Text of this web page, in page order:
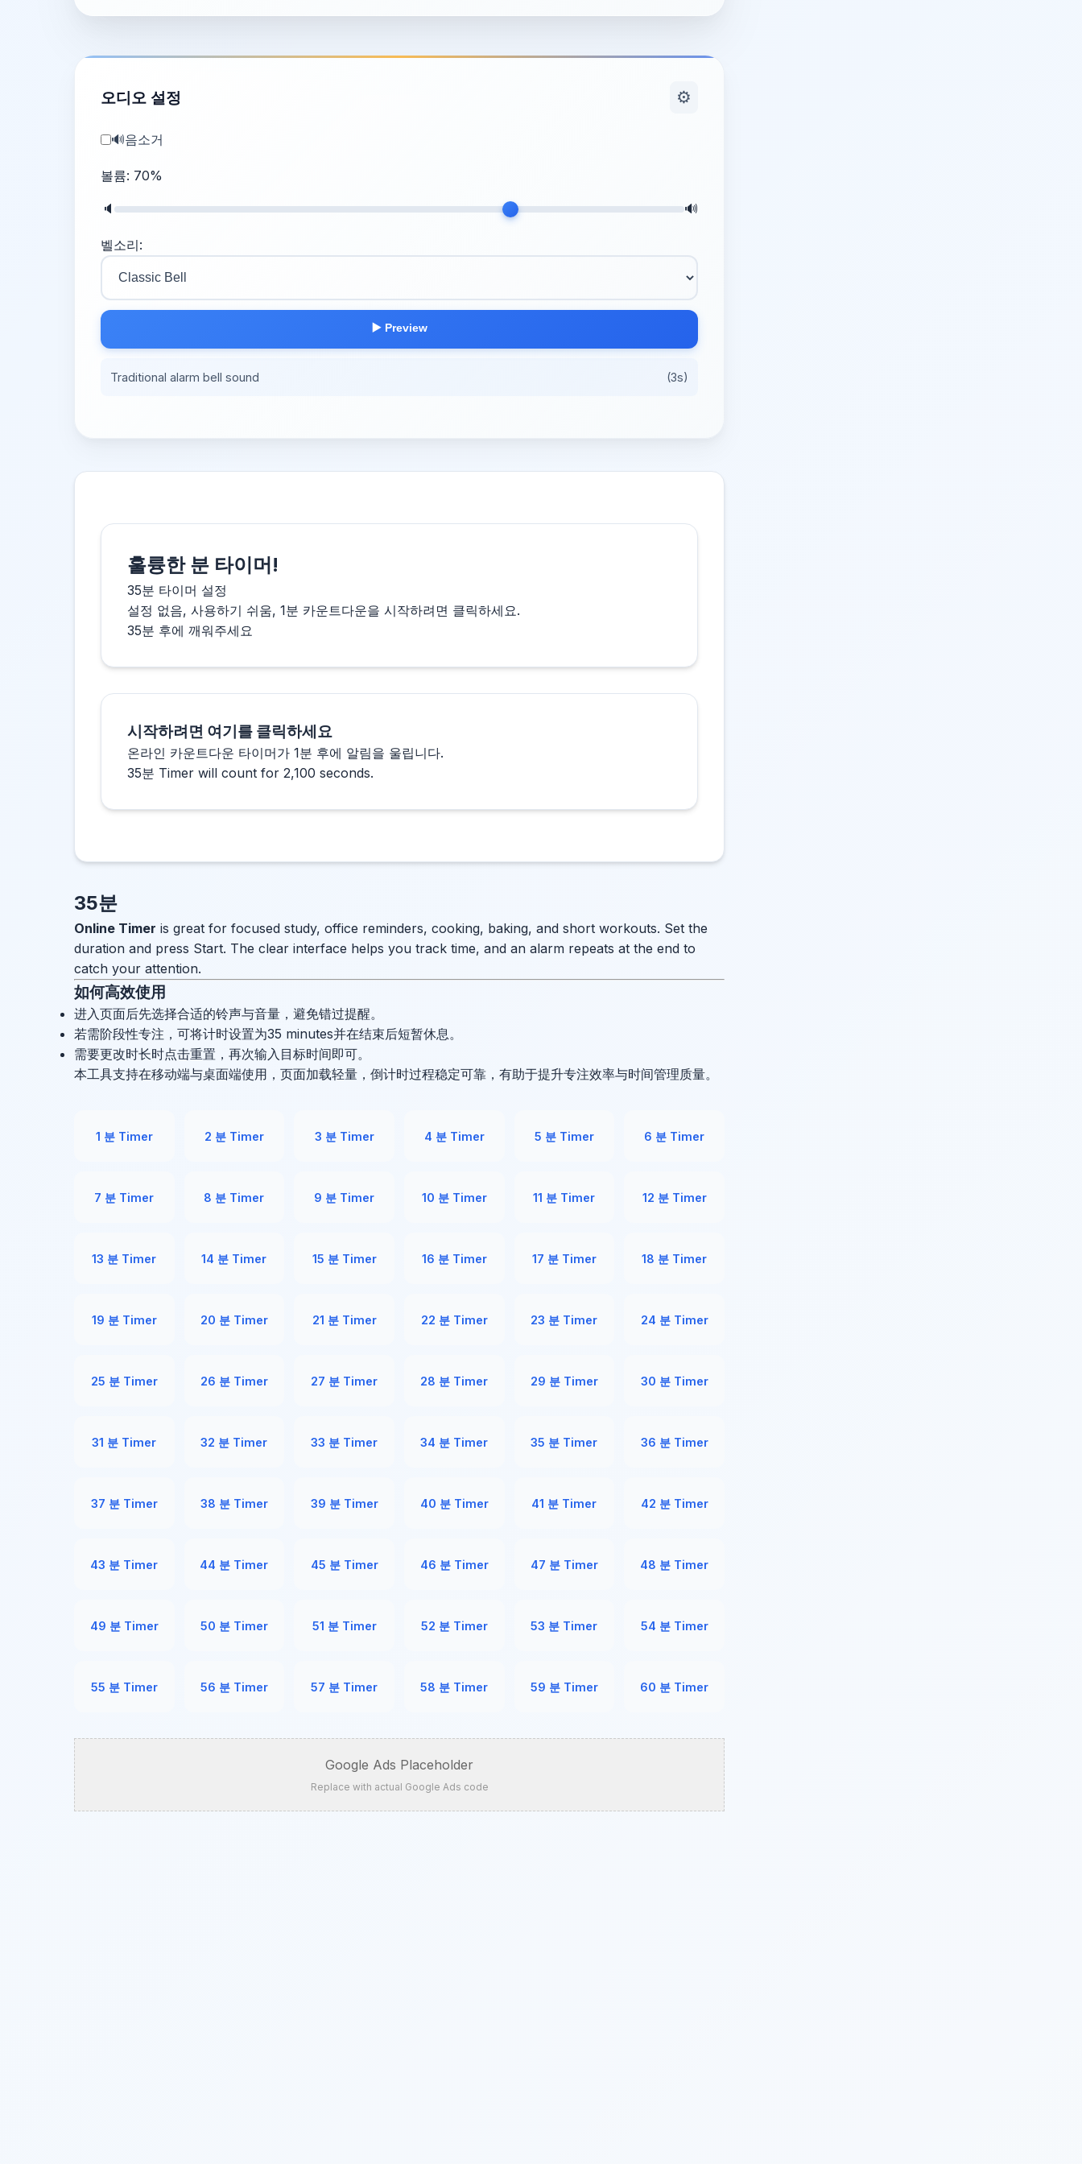
오디오 설정 ⚙️
🔊음소거
볼륨: 70%
🔈 🔊
벨소리:
▶️ Preview
Traditional alarm bell sound (3s)
훌륭한 분 타이머!
35분 타이머 설정
설정 없음, 사용하기 쉬움, 1분 카운트다운을 시작하려면 클릭하세요.
35분 후에 깨워주세요
시작하려면 여기를 클릭하세요
온라인 카운트다운 타이머가 1분 후에 알림을 울립니다.
35분 Timer will count for 2,100 seconds.
35분
Online Timer is great for focused study, office reminders, cooking, baking, and short workouts. Set the
duration and press Start. The clear interface helps you track time, and an alarm repeats at the end to
catch your attention.
如何高效使用
进入页面后先选择合适的铃声与音量，避免错过提醒。
若需阶段性专注，可将计时设置为35 minutes并在结束后短暂休息。
需要更改时长时点击重置，再次输入目标时间即可。
本工具支持在移动端与桌面端使用，页面加载轻量，倒计时过程稳定可靠，有助于提升专注效率与时间管理质量。
1 분 Timer 2 분 Timer 3 분 Timer 4 분 Timer 5 분 Timer 6 분 Timer
7 분 Timer 8 분 Timer 9 분 Timer 10 분 Timer 11 분 Timer 12 분 Timer
13 분 Timer 14 분 Timer 15 분 Timer 16 분 Timer 17 분 Timer 18 분 Timer
19 분 Timer 20 분 Timer 21 분 Timer 22 분 Timer 23 분 Timer 24 분 Timer
25 분 Timer 26 분 Timer 27 분 Timer 28 분 Timer 29 분 Timer 30 분 Timer
31 분 Timer 32 분 Timer 33 분 Timer 34 분 Timer 35 분 Timer 36 분 Timer
37 분 Timer 38 분 Timer 39 분 Timer 40 분 Timer 41 분 Timer 42 분 Timer
43 분 Timer 44 분 Timer 45 분 Timer 46 분 Timer 47 분 Timer 48 분 Timer
49 분 Timer 50 분 Timer 51 분 Timer 52 분 Timer 53 분 Timer 54 분 Timer
55 분 Timer 56 분 Timer 57 분 Timer 58 분 Timer 59 분 Timer 60 분 Timer
Google Ads Placeholder
Replace with actual Google Ads code